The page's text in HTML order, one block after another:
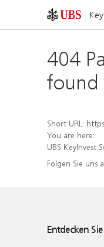
404
found
Short URL: https://
You are here:
UBS KeyInvest
Folgen Sie uns
Entdecken